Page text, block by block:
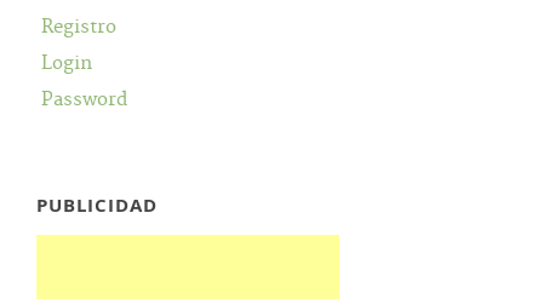
Registro
Login
Password
PUBLICIDAD